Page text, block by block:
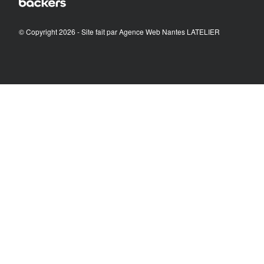
© Copyright 2026 - Site fait parAgence Web Nantes LATELIER